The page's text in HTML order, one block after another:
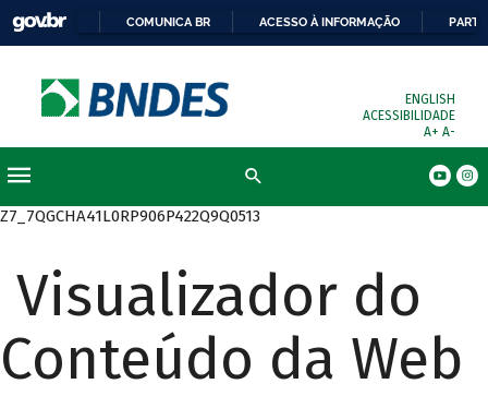
COMUNICA BR ACESSO À INFORMAÇÃO
ENGLISH
ACESSIBILIDADE
A+ A-
Z7_7QGCHA41L0RP906P422Q9Q0513
Visualizador do
Conteúdo da Web